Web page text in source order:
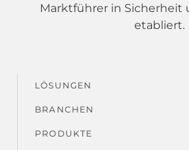
Marktführer in Sicherheit
etabliert.
Fußmenü
LÖSUNGEN
BRANCHEN
PRODUKTE